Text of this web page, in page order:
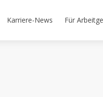
Karriere-News Für